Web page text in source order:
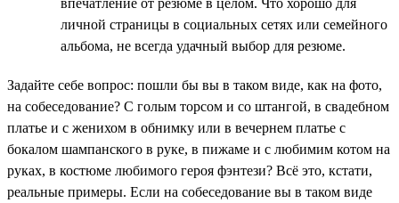
личной страницы в социальных сетях или семейного
альбома, не всегда удачный выбор для резюме.
Задайте себе вопрос: пошли бы вы в таком виде, как на фото,
на собеседование? С голым торсом и со штангой, в свадебном
платье и с женихом в обнимку или в вечернем платье с
бокалом шампанского в руке, в пижаме и с любимим котом на
руках, в костюме любимого героя фэнтези? Всё это, кстати,
реальные примеры. Если на собеседование вы в таком виде